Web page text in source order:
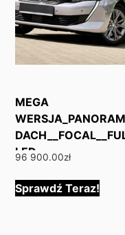
MEGA
LED
96 900.00zł
Sprawdź Teraz!